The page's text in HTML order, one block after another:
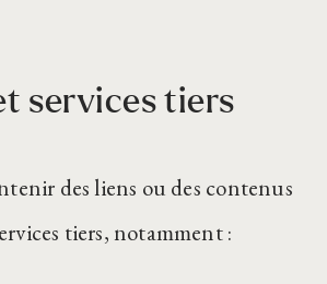
services tiers
des liens ou des contenus
tiers, notamment :